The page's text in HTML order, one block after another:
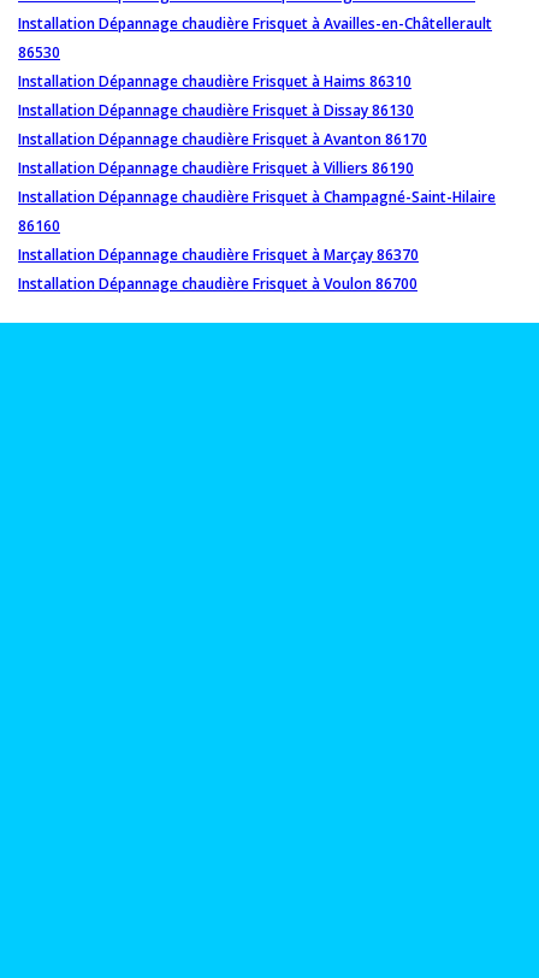
Installation Dépannage chaudière Frisquet à Availles-en-Châtellerault
86530
Installation Dépannage chaudière Frisquet à Haims 86310
Installation Dépannage chaudière Frisquet à Dissay 86130
Installation Dépannage chaudière Frisquet à Avanton 86170
Installation Dépannage chaudière Frisquet à Villiers 86190
Installation Dépannage chaudière Frisquet à Champagné-Saint-Hilaire
86160
Installation Dépannage chaudière Frisquet à Marçay 86370
Installation Dépannage chaudière Frisquet à Voulon 86700